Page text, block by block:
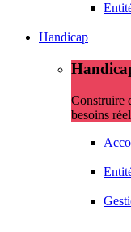
Handicap
Construire
besoins